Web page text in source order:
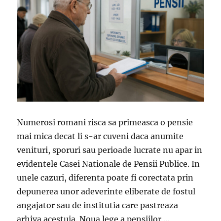
Numerosi romani risca sa primeasca o pensie
mai mica decat li s-ar cuveni daca anumite
venituri, sporuri sau perioade lucrate nu apar in
evidentele Casei Nationale de Pensii Publice. In
unele cazuri, diferenta poate fi corectata prin
depunerea unor adeverinte eliberate de fostul
angajator sau de institutia care pastreaza